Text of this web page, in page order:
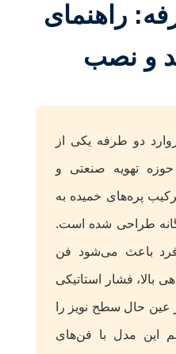
راهنمای
و نصب
دو طرفه یکی از
تهویه صنعتی و
پره‌های خمیده به
طراحی شده است.
باعث می‌شود فن
بالا، فشار استاتیکی
عین حال سطح نویز را
این مدل با فن‌های